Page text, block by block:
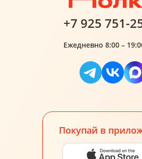
+7 925 751-
Ежедневно 8:00 –
Покупай в